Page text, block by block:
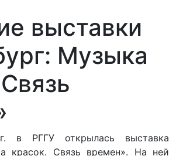
выставки
Музыка
в РГГУ открылась выставка
красок. Связь времен». На ней